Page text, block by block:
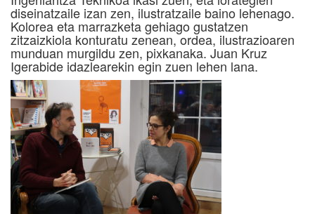
diseinatzaile izan zen, ilustratzaile baino lehenago.
Kolorea eta marrazketa gehiago gustatzen
zitzaizkiola konturatu zenean, ordea, ilustrazioaren
munduan murgildu zen, pixkanaka. Juan Kruz
Igerabide idazlearekin egin zuen lehen lana.